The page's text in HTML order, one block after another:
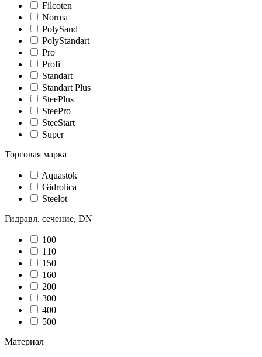
Filcoten
Norma
PolySand
PolyStandart
Pro
Profi
Standart
Standart Plus
SteePlus
SteePro
SteeStart
Super
Торговая марка
Aquastok
Gidrolica
Steelot
Гидравл. сечение, DN
100
110
150
160
200
300
400
500
Материал